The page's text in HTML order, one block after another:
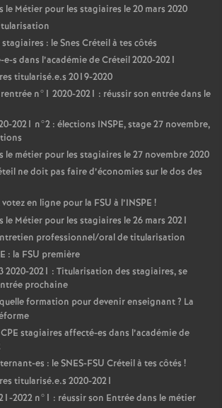
le Métier pour les stagiaires le 20 mars 2020
: le Snes Créteil à tes côtés
s dans l’académie de Créteil 2020-2021
titularisé.e.s 2019-2020
n°1 2020-2021 : réussir son entrée dans le
2021 n°2 : élections INSPE, stage 27 novembre,
le métier pour les stagiaires le 27 novembre 2020
ne doit pas faire d’économies sur le dos des
votez en ligne pour la FSU à l’INSPE !
le Métier pour les stagiaires le 26 mars 2021
professionnel/oral de titularisation
: la FSU première
2020-2021 : Titularisation des stagiaires, se
prochaine
formation pour devenir enseignant? La
CPE stagiaires affecté-es dans l’académie de
es : leSNES-FSU Créteil à tes côtés !
titularisé.e.s 2020-2021
2022 n°1 : réussir son Entrée dans le métier